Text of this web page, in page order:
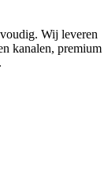
Wij leveren
kanalen, premium